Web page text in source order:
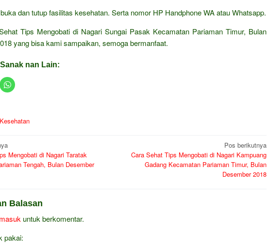
dan tutup fasilitas kesehatan. Serta nomor HP Handphone WA atau Whatsapp.
Tips Mengobati di Nagari Sungai Pasak Kecamatan Pariaman Timur, Bulan
yang bisa kami sampaikan, semoga bermanfaat.
nan Lain:
Kesehatan
Mengobati di Nagari Taratak
Tengah, Bulan Desember
Pos berikutnya
Cara Sehat Tips Mengobati di Nagari Kampuang
Gadang Kecamatan Pariaman Timur, Bulan
Desember 2018
Balasan
masuk untuk berkomentar.
pakai: